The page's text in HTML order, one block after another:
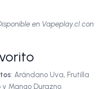
en Vapeplay.cl con
: Arándano Uva, Frutilla
Mango Durazno.